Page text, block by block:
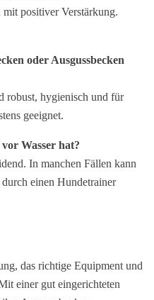
positiver Verstärkung.
oder Ausgussbecken
robust, hygienisch und für
geeignet.
Wasser hat?
In manchen Fällen kann
einen Hundetrainer
das richtige Equipment und
einer gut eingerichteten